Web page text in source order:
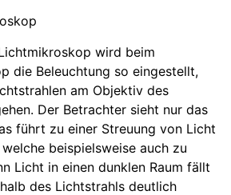
wird beim
die Beleuchtung so eingestellt,
am Objektiv des
Der Betrachter sieht nur das
führt zu einer Streuung von Licht
beispielsweise auch zu
Licht in einen dunklen Raum fällt
des Lichtstrahls deutlich